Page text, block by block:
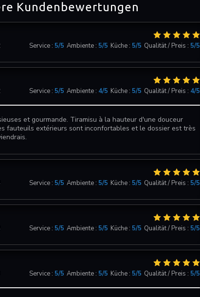
Kundenbewertungen
Service: 5/5 Ambiente: 5/5 Küche: 5/5 Qualität / Preis : 5/5
Service: 5/5 Ambiente: 4/5 Küche: 5/5 Qualität / Preis : 4/5
et gourmande. Tiramisu à la hauteur d'une douceur
fauteuils extérieurs sont inconfortables et le dossier est très
Service: 5/5 Ambiente: 5/5 Küche: 5/5 Qualität / Preis : 5/5
Service: 5/5 Ambiente: 5/5 Küche: 5/5 Qualität / Preis : 5/5
Service: 5/5 Ambiente: 5/5 Küche: 5/5 Qualität / Preis : 5/5